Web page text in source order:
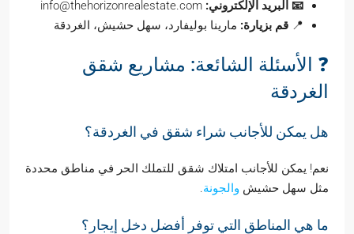
📧 البريد الإلكتروني:
📍 قم بزيارة: مارينا بوليفارد، سهل حشيش، الغردقة
❓ الأسئلة الشائعة: مشاريع شقق
الغردقة
هل يمكن للأجانب شراء شقق في الغردقة؟
نعم! يمكن للأجانب امتلاك شقق للتملك الحر في مناطق محددة
مثل سهل حشيش والجونة
ما هي المناطق التي توفر أفضل دخل إيجار؟